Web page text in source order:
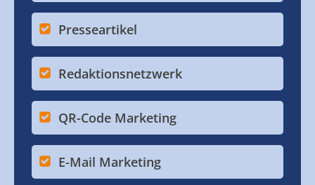
Presseartikel
Redaktionsnetzwerk
QR-Code Marketing
E-Mail Marketing